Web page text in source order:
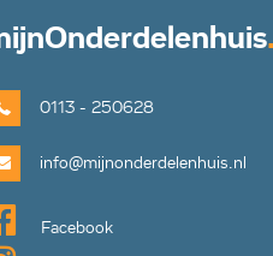
Onderdelenhuis
0113 - 250628
info@mijnonderdelenhuis.nl
Facebook